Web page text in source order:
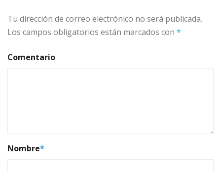
Tu dirección de correo electrónico no será publicada.
Los campos obligatorios están marcados con *
Comentario
Nombre*